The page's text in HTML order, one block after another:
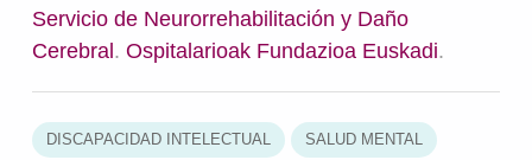
Servicio de Neurorrehabilitación y Daño
Cerebral . Ospitalarioak Fundazioa Euskadi.
DISCAPACIDAD INTELECTUAL SALUD MENTAL